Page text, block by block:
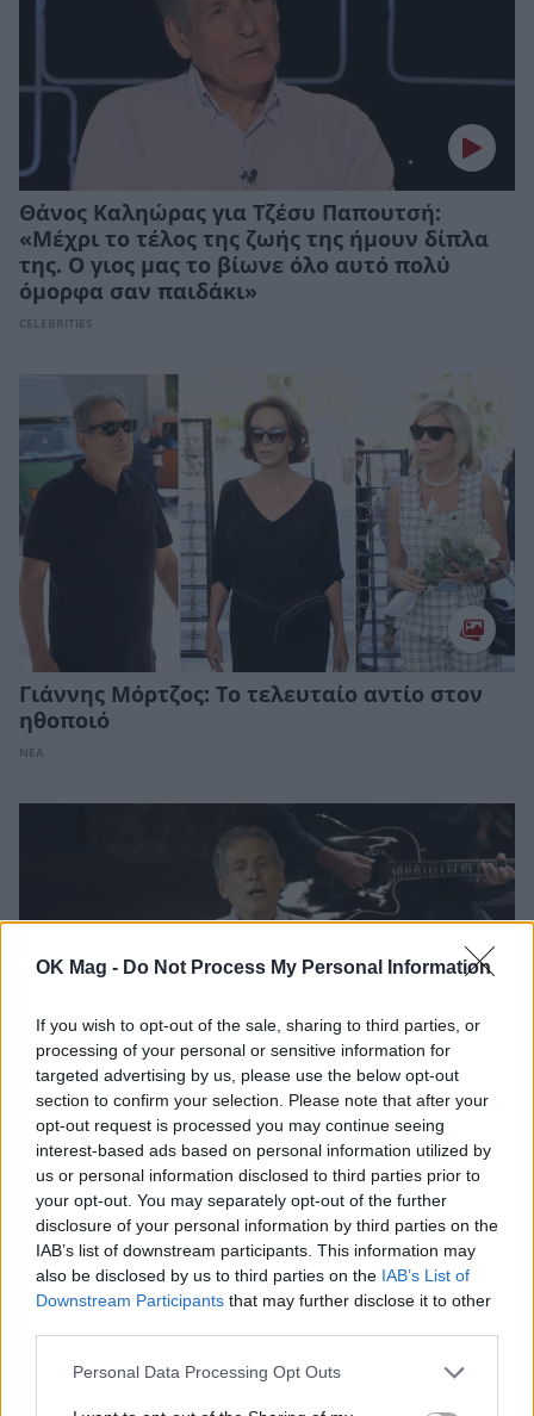
OK Mag - Do Not Process My Personal Information
If you wish to opt-out of the sale, sharing to third parties, or
processing of your personal or sensitive information for
targeted advertising by us, please use the below opt-out
section to confirm your selection. Please note that after your
opt-out request is processed you may continue seeing
interest-based ads based on personal information utilized by
us or personal information disclosed to third parties prior to
your opt-out. You may separately opt-out of the further
disclosure of your personal information by third parties on the
IAB’s list of downstream participants. This information may
also be disclosed by us to third parties on the IAB’s List of
Downstream Participants that may further disclose it to other
Personal Data Processing Opt Outs
Θάνος Καληώρας για Τζέσυ Παπουτσή:
«Mέχρι το τέλος της ζωής της ήμουν δίπλα
της. Ο γιος μας το βίωνε όλο αυτό πολύ
όμορφα σαν παιδάκι»
CELEBRITIES
Γιάννης Μόρτζος: Το τελευταίο αντίο στον
ηθοποιό
ΝΕΑ
Θάνος Καληώρας: «Η αρρώστια της Τζέσυ
Παπουτσή προϋπήρχε πολλά χρόνια – Ήμουν
δίπλα της, είχαμε μια πολύ δεμένη σχέση»
CELEBRITIES
ΔΕΙΤΕ ΑΚΟΜΑ